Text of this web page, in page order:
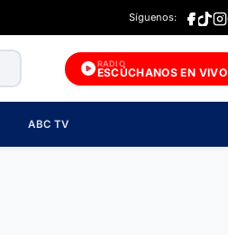
Síguenos:
RADIO
ESCÚCHANOS EN VIVO
ABC TV